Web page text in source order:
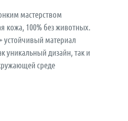
мастерством
кожа, 100% без животных.
устойчивый материал
уникальный дизайн, так и
среде